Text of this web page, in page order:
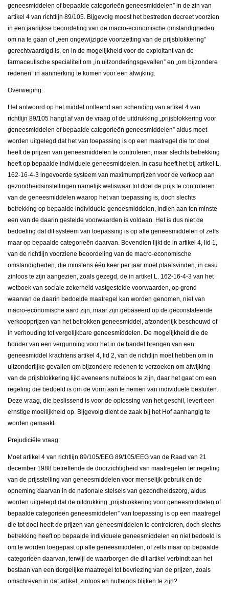
geneesmiddelen of bepaalde categorieën geneesmiddelen” in de zin van
artikel 4 van richtlijn 89/105. Bijgevolg moest het bestreden decreet voorzien
in een jaarlijkse beoordeling van de macro-economische omstandigheden
om na te gaan of „een ongewijzigde voortzetting van de prijsblokkering”
gerechtvaardigd is, en in de mogelijkheid voor de exploitant van de
farmaceutische specialiteit om „in uitzonderingsgevallen” en „om bijzondere
redenen” in aanmerking te komen voor een afwijking.
Overweging:
Het antwoord op het middel ontleend aan schending van artikel 4 van
richtlijn 89/105 hangt af van de vraag of de uitdrukking „prijsblokkering voor
geneesmiddelen of bepaalde categorieën geneesmiddelen” aldus moet
worden uitgelegd dat het van toepassing is op een maatregel die tot doel
heeft de prijzen van geneesmiddelen te controleren, maar slechts betrekking
heeft op bepaalde individuele geneesmiddelen. In casu heeft het bij artikel L.
162-16-4-3 ingevoerde systeem van maximumprijzen voor de verkoop aan
gezondheidsinstellingen namelijk weliswaar tot doel de prijs te controleren
van de geneesmiddelen waarop het van toepassing is, doch slechts
betrekking op bepaalde individuele geneesmiddelen, indien aan ten minste
een van de daarin gestelde voorwaarden is voldaan. Het is dus niet de
bedoeling dat dit systeem van toepassing is op alle geneesmiddelen of zelfs
maar op bepaalde categorieën daarvan. Bovendien lijkt de in artikel 4, lid 1,
van de richtlijn voorziene beoordeling van de macro-economische
omstandigheden, die minstens één keer per jaar moet plaatsvinden, in casu
zinloos te zijn aangezien, zoals gezegd, de in artikel L. 162-16-4-3 van het
wetboek van sociale zekerheid vastgestelde voorwaarden, op grond
waarvan de daarin bedoelde maatregel kan worden genomen, niet van
macro-economische aard zijn, maar zijn gebaseerd op de geconstateerde
verkoopprijzen van het betrokken geneesmiddel, afzonderlijk beschouwd of
in verhouding tot vergelijkbare geneesmiddelen. De mogelijkheid die de
houder van een vergunning voor het in de handel brengen van een
geneesmiddel krachtens artikel 4, lid 2, van de richtlijn moet hebben om in
uitzonderlijke gevallen om bijzondere redenen te verzoeken om afwijking
van de prijsblokkering lijkt eveneens nutteloos te zijn, daar het gaat om een
regeling die bedoeld is om de vorm aan te nemen van individuele besluiten.
Deze vraag, die beslissend is voor de oplossing van het geschil, levert een
ernstige moeilijkheid op. Bijgevolg dient de zaak bij het Hof aanhangig te
worden gemaakt.
Prejudiciële vraag:
Moet artikel 4 van richtlijn 89/105/EEG 89/105/EEG van de Raad van 21
december 1988 betreffende de doorzichtigheid van maatregelen ter regeling
van de prijsstelling van geneesmiddelen voor menselijk gebruik en de
opneming daarvan in de nationale stelsels van gezondheidszorg, aldus
worden uitgelegd dat de uitdrukking „prijsblokkering voor geneesmiddelen of
bepaalde categorieën geneesmiddelen” van toepassing is op een maatregel
die tot doel heeft de prijzen van geneesmiddelen te controleren, doch slechts
betrekking heeft op bepaalde individuele geneesmiddelen en niet bedoeld is
om te worden toegepast op alle geneesmiddelen, of zelfs maar op bepaalde
categorieën daarvan, terwijl de waarborgen die dit artikel verbindt aan het
bestaan van een dergelijke maatregel tot bevriezing van de prijzen, zoals
omschreven in dat artikel, zinloos en nutteloos blijken te zijn?